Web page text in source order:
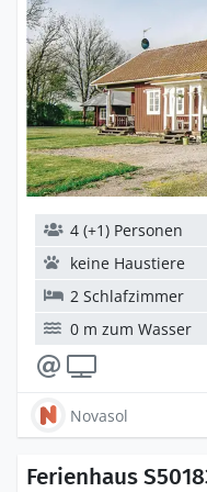
4 (+1) Personen
keine Haustiere
2 Schlafzimmer
0 m zum Wasser
Novasol
Ferienhaus